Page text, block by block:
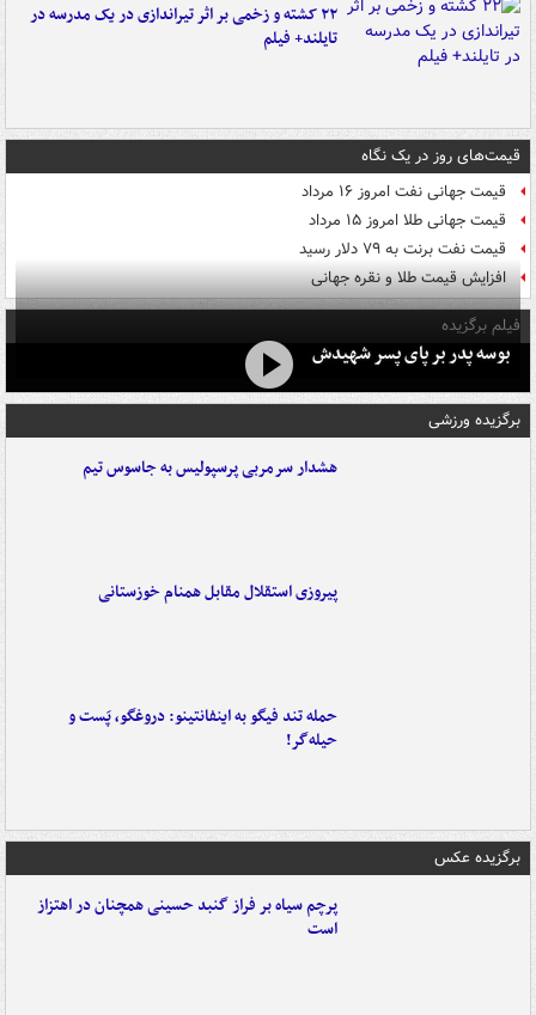
۲۲ کشته و زخمی بر اثر تیراندازی در یک مدرسه در
تایلند+ فیلم
قیمت‌های روز در یک نگاه
قیمت جهانی نفت امروز ۱۶ مرداد
قیمت جهانی طلا امروز ۱۵ مرداد
قیمت نفت برنت به ۷۹ دلار رسید
افزایش قیمت طلا و نقره جهانی
فیلم برگزیده
بوسه‌ پدر بر پای پسر شهیدش
برگزیده ورزشی
هشدار سرمربی پرسپولیس به جاسوس تیم
پیروزی استقلال مقابل همنام خوزستانی
حمله تند فیگو به اینفانتینو: دروغگو، پَست‌ و
حیله‌گر!
برگزیده عکس
پرچم سیاه بر فراز گنبد حسینی همچنان در اهتزاز
است